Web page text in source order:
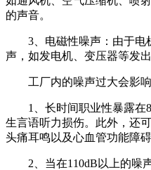
的声音。
3、电磁性噪声：由于电
声，如发电机、变压器等发
工厂内的噪声过大会影响
1、长时间职业性暴露在
生言语听力损伤。此外，还
头痛耳鸣以及心血管功能障碍
2、当在110dB以上的噪